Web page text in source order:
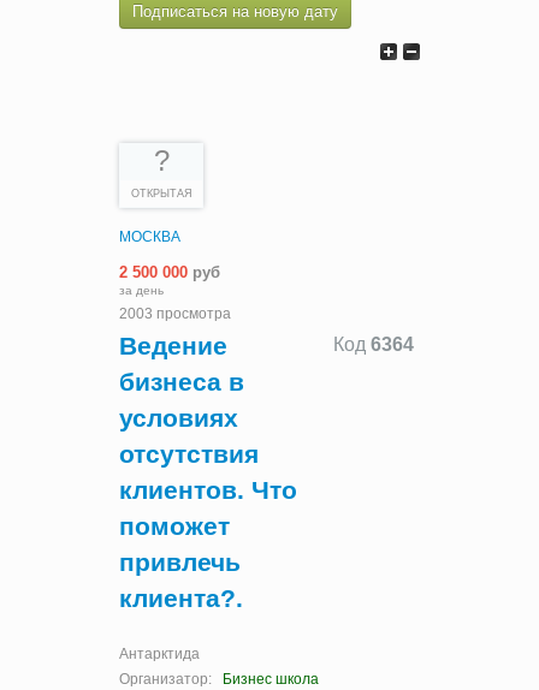
Подписаться на новую дату
?
ОТКРЫТАЯ
МОСКВА
2 500 000 руб
за день
2003 просмотра
Код 6364
Ведение
бизнеса в
условиях
отсутствия
клиентов. Что
поможет
привлечь
клиента?.
Антарктида
Организатор:
Бизнес школа